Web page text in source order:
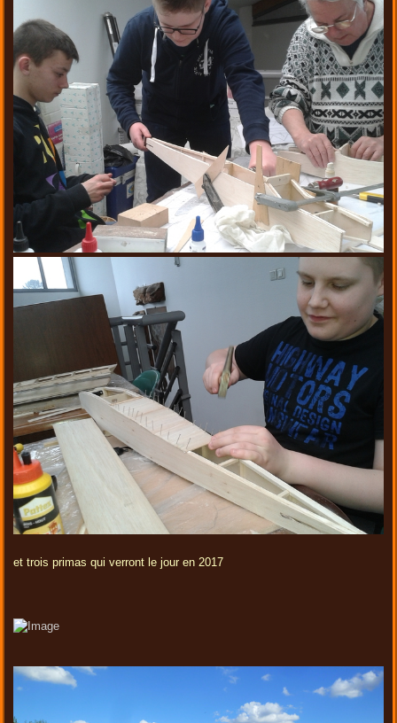
et trois primas qui verront le jour en 2017